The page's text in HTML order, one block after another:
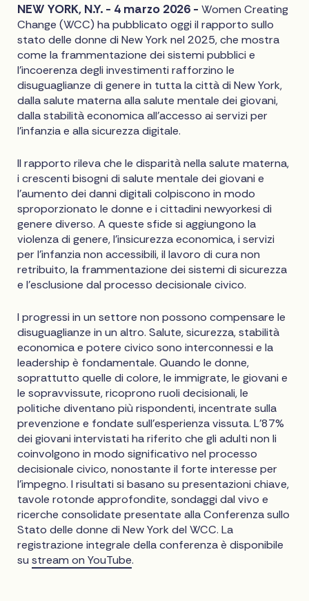
NEW YORK, N.Y. - 4 marzo 2026 -Women Creating
Change (WCC) ha pubblicato oggi il rapporto sullo
stato delle donne di New York nel 2025, che mostra
come la frammentazione dei sistemi pubblici e
l'incoerenza degli investimenti rafforzino le
disuguaglianze di genere in tutta la città di New York,
dalla salute materna alla salute mentale dei giovani,
dalla stabilità economica all'accesso ai servizi per
l'infanzia e alla sicurezza digitale.
Il rapporto rileva che le disparità nella salute materna,
i crescenti bisogni di salute mentale dei giovani e
l'aumento dei danni digitali colpiscono in modo
sproporzionato le donne e i cittadini newyorkesi di
genere diverso. A queste sfide si aggiungono la
violenza di genere, l'insicurezza economica, i servizi
per l'infanzia non accessibili, il lavoro di cura non
retribuito, la frammentazione dei sistemi di sicurezza
e l'esclusione dal processo decisionale civico.
I progressi in un settore non possono compensare le
disuguaglianze in un altro. Salute, sicurezza, stabilità
economica e potere civico sono interconnessi e la
leadership è fondamentale. Quando le donne,
soprattutto quelle di colore, le immigrate, le giovani e
le sopravvissute, ricoprono ruoli decisionali, le
politiche diventano più rispondenti, incentrate sulla
prevenzione e fondate sull'esperienza vissuta. L'87%
dei giovani intervistati ha riferito che gli adulti non li
coinvolgono in modo significativo nel processo
decisionale civico, nonostante il forte interesse per
l'impegno. I risultati si basano su presentazioni chiave,
tavole rotonde approfondite, sondaggi dal vivo e
ricerche consolidate presentate alla Conferenza sullo
Stato delle donne di New York del WCC. La
registrazione integrale della conferenza è disponibile
sustream on YouTube.